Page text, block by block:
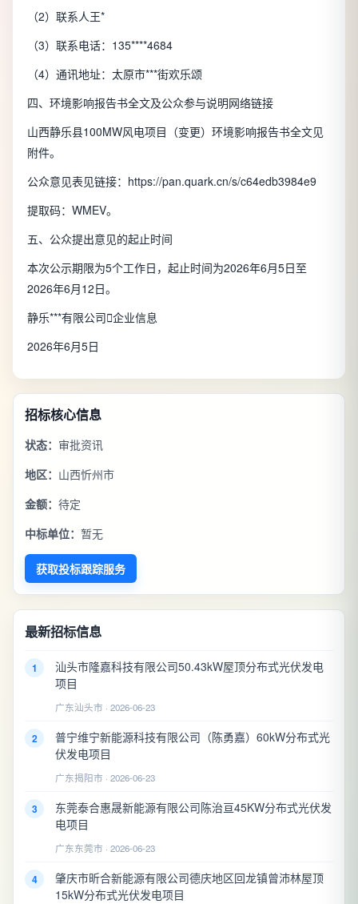
（2）联系人王*
（3）联系电话：135****4684
（4）通讯地址：太原市***街欢乐颂
四、环境影响报告书全文及公众参与说明网络链接
山西静乐县100MW风电项目（变更）环境影响报告书全文见
附件。
公众意见表见链接：https://pan.quark.cn/s/c64edb3984e9
提取码：WMEV。
五、公众提出意见的起止时间
本次公示期限为5个工作日，起止时间为2026年6月5日至
2026年6月12日。
静乐***有限公司企业信息
2026年6月5日
招标核心信息
状态： 审批资讯
地区： 山西忻州市
金额： 待定
中标单位： 暂无
获取投标跟踪服务
最新招标信息
1
汕头市隆嘉科技有限公司50.43kW屋顶分布式光伏发电
项目
广东汕头市 · 2026-06-23
2
普宁维宁新能源科技有限公司（陈勇嘉）60kW分布式光
伏发电项目
广东揭阳市 · 2026-06-23
3
东莞泰合惠晟新能源有限公司陈治亘45KW分布式光伏发
电项目
广东东莞市 · 2026-06-23
4
肇庆市昕合新能源有限公司德庆地区回龙镇曾沛林屋顶
15kW分布式光伏发电项目